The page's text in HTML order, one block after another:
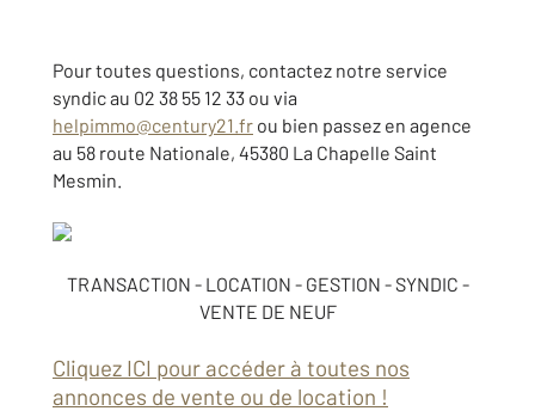
Pour toutes questions, contactez notre service
syndic au 02 38 55 12 33 ou via
helpimmo@century21.fr ou bien passez en agence
au 58 route Nationale, 45380 La Chapelle Saint
Mesmin.
TRANSACTION - LOCATION - GESTION - SYNDIC -
VENTE DE NEUF
Cliquez ICI pour accéder à toutes nos
annonces de vente ou de location !